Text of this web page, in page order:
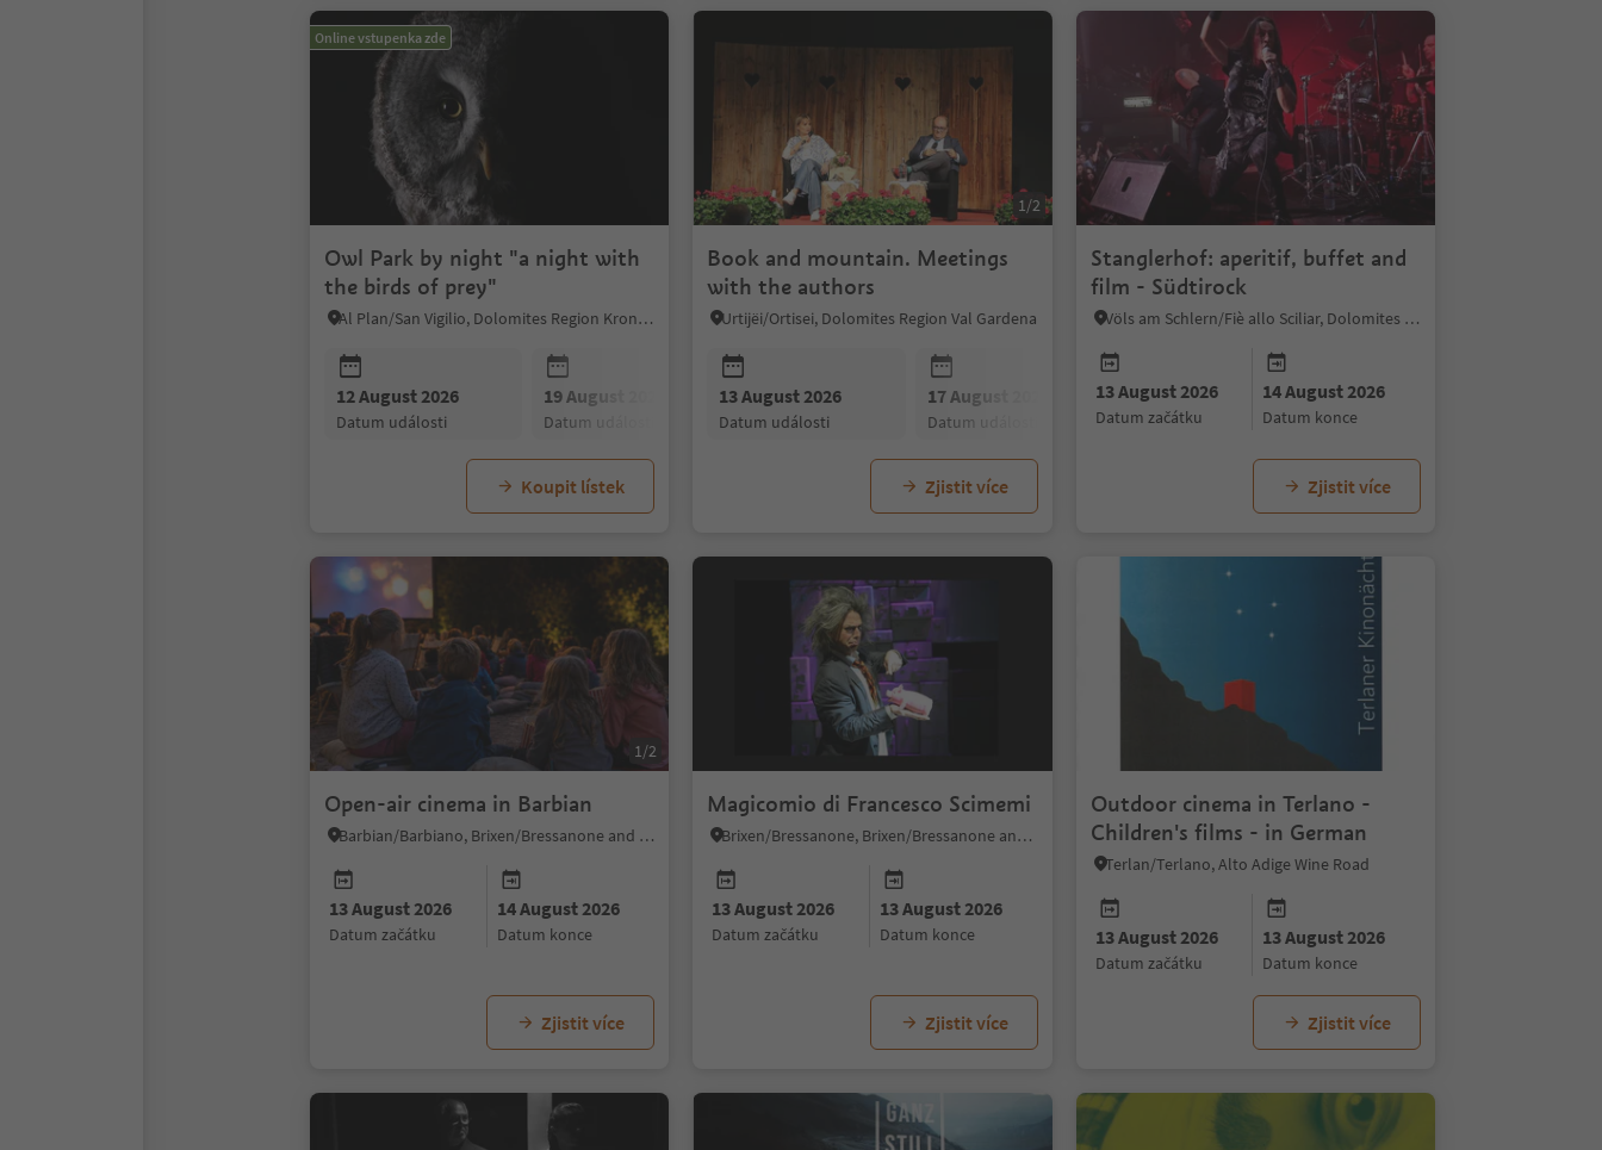
Online vstupenka zde
Owl Park by night "a night with
the birds of prey"
Al Plan/San Vigilio, Dolomites Region Kronplatz/Plan de Corones
12 August 2026
datum události
19 August 2026
datum události
26 August 2026
datum události
Koupit lístek
1/2
Book and mountain. Meetings
with the authors
Urtijëi/Ortisei, Dolomites Region Val Gardena
13 August 2026
datum události
17 August 2026
datum události
19 August 2026
datum události
Zjistit více
Stanglerhof: aperitif, buffet and
film - Südtirock
Völs am Schlern/Fiè allo Sciliar, Dolomites Region Seiser Alm
13 August 2026
datum začátku
14 August 2026
datum konce
Zjistit více
1/2
Open-air cinema in Barbian
Barbian/Barbiano, Brixen/Bressanone and environs
13 August 2026
datum začátku
14 August 2026
datum konce
Zjistit více
Magicomio di Francesco Scimemi
Brixen/Bressanone, Brixen/Bressanone and environs
13 August 2026
datum začátku
13 August 2026
datum konce
Zjistit více
Outdoor cinema in Terlano -
Children's films - in German
Terlan/Terlano, Alto Adige Wine Road
13 August 2026
datum začátku
13 August 2026
datum konce
Zjistit více